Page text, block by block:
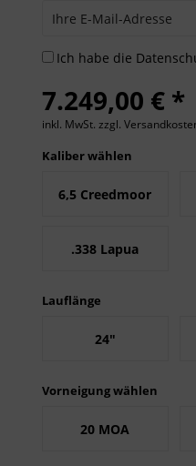
Ich habe die
7.249,00 € *
inkl. MwSt. zzgl.
Kaliber wählen
6,5 Creedmoor
.338 Lapua
Lauflänge
24"
Vorneigung wählen
20 MOA